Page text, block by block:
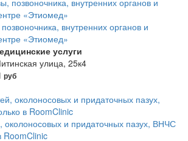
внутренних органов и
«Этиомед»
услуги
улица, 25к4
руб
околоносовых и придаточных пазух, ВНЧС
RoomClinic